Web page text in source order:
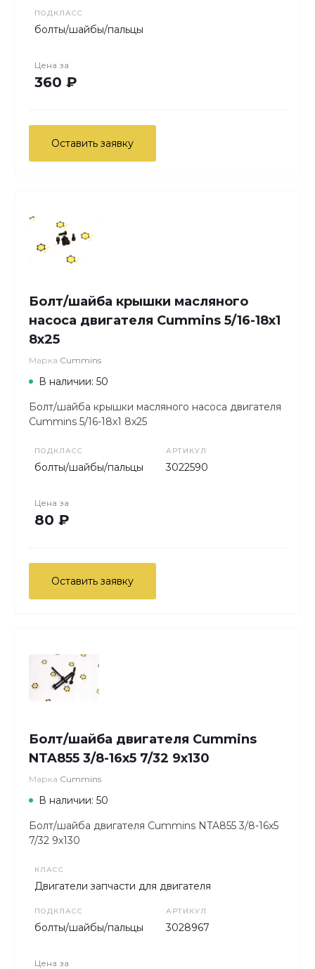
ПОДКЛАСС
болты/шайбы/пальцы
Цена за
360 ₽
Оставить заявку
Болт/шайба крышки масляного
насоса двигателя Cummins 5/16-18х1
8х25
Марка Cummins
В наличии: 50
Болт/шайба крышки масляного насоса двигателя
Cummins 5/16-18х1 8х25
ПОДКЛАСС
болты/шайбы/пальцы
АРТИКУЛ
3022590
Цена за
80 ₽
Оставить заявку
Болт/шайба двигателя Cummins
NTA855 3/8-16х5 7/32 9х130
Марка Cummins
В наличии: 50
Болт/шайба двигателя Cummins NTA855 3/8-16х5
7/32 9х130
КЛАСС
Двигатели запчасти для двигателя
ПОДКЛАСС
болты/шайбы/пальцы
АРТИКУЛ
3028967
Цена за